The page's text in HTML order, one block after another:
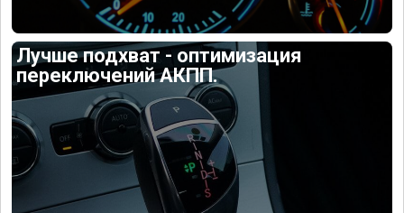
Лучше подхват - оптимизация
переключений АКПП.